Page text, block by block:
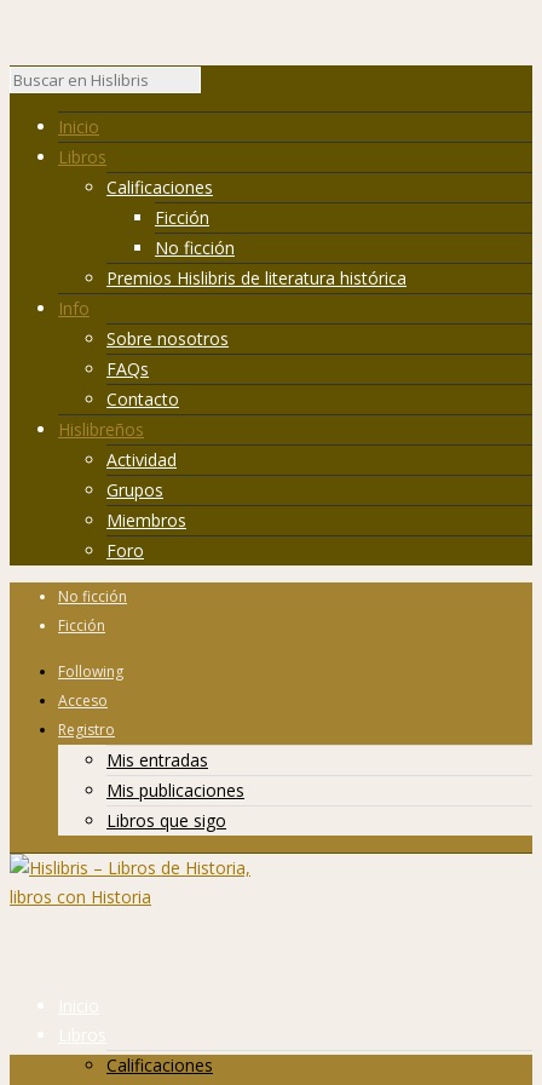
Inicio
Libros
Calificaciones
Ficción
No ficción
Premios Hislibris de literatura histórica
Info
Sobre nosotros
FAQs
Contacto
Hislibreños
Actividad
Grupos
Miembros
Foro
No ficción
Ficción
Following
Acceso
Registro
Mis entradas
Mis publicaciones
Libros que sigo
Inicio
Libros
Calificaciones